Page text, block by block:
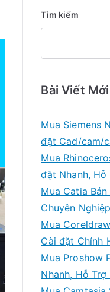
Tìm kiếm
Bài Viết Mới
Mua Siemens
đặt Cad/cam/
Mua
đặt Nhanh, Hỗ
Mua Catia
Chuyên Nghiệp
Mua
Cài đặt Chính
Mua Proshow
Nhanh, Hỗ Trợ